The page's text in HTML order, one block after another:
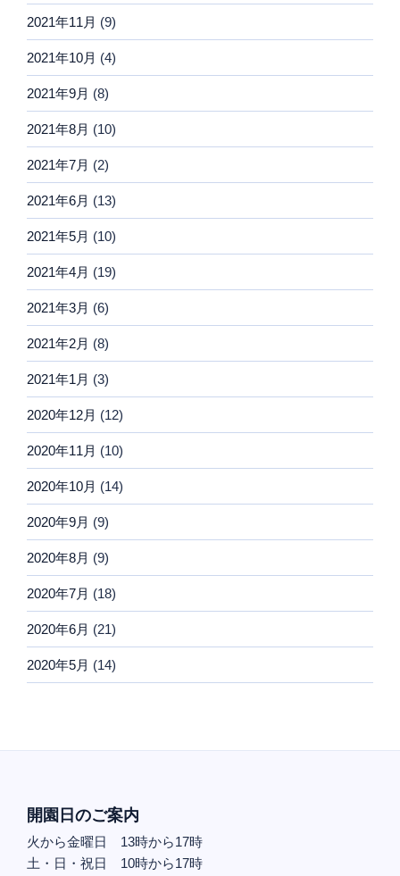
2021年11月 (9)
2021年10月 (4)
2021年9月 (8)
2021年8月 (10)
2021年7月 (2)
2021年6月 (13)
2021年5月 (10)
2021年4月 (19)
2021年3月 (6)
2021年2月 (8)
2021年1月 (3)
2020年12月 (12)
2020年11月 (10)
2020年10月 (14)
2020年9月 (9)
2020年8月 (9)
2020年7月 (18)
2020年6月 (21)
2020年5月 (14)
開園日のご案内
火から金曜日 13時から17時
土・日・祝日 10時から17時